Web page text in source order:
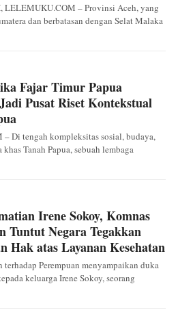
LELEMUKU.COM – Provinsi Aceh, yang
dan berbatasan dengan Selat Malaka
Fajar Timur Papua
Pusat Riset Kontekstual
Di tengah kompleksitas sosial, budaya,
Tanah Papua, sebuah lembaga
Irene Sokoy, Komnas
Tuntut Negara Tegakkan
Hak atas Layanan Kesehatan
Perempuan menyampaikan duka
keluarga Irene Sokoy, seorang